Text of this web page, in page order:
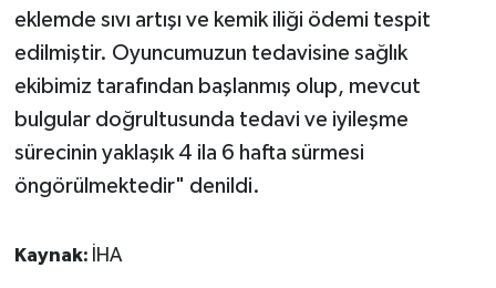
eklemde sıvı artışı ve kemik iliği ödemi tespit
edilmiştir. Oyuncumuzun tedavisine sağlık
ekibimiz tarafından başlanmış olup, mevcut
bulgular doğrultusunda tedavi ve iyileşme
sürecinin yaklaşık 4 ila 6 hafta sürmesi
öngörülmektedir" denildi.
Kaynak: İHA